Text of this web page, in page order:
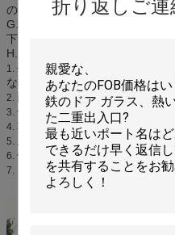
折り返しご連
の標準。
G.装飾的なガラスを使用してだ
下さい、しかしまたあなたの家
H. availbleカスタム設計して下さ
1. 長い寿命（10-30years）、騒
な色
2. 耐久財、変形無し、長い間の
3. 保証は、閉鎖し、しっかりと締
4. 非常に素晴らしい出現と、取付
5. 広い視野の異なった部屋のた
6. 優秀なガス及び水堅さ、音及
7. トラックは家をきれいにする